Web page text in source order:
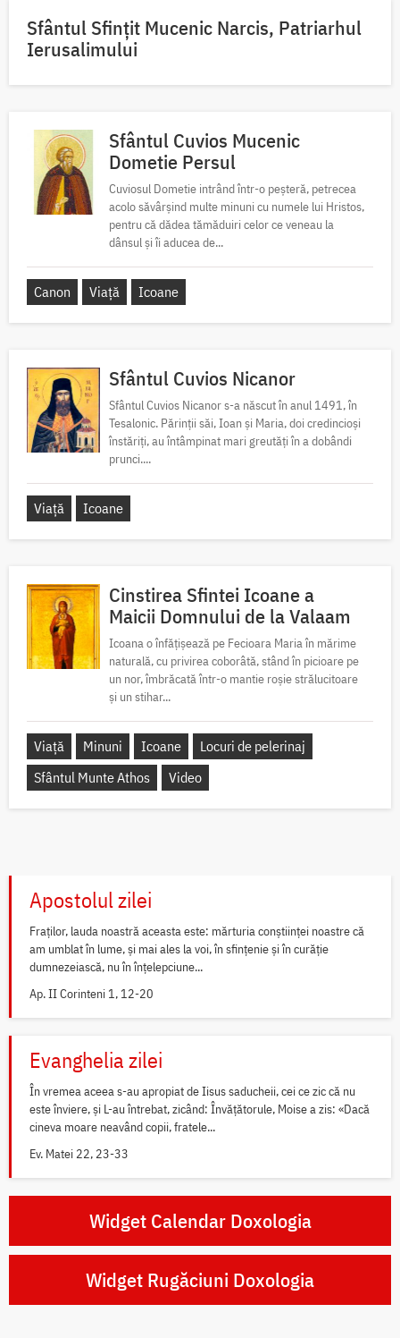
Sfântul Sfinţit Mucenic Narcis, Patriarhul
Ierusalimului
Sfântul Cuvios Mucenic
Dometie Persul
Cuviosul Dometie intrând într-o peșteră, petrecea
acolo săvârșind multe minuni cu numele lui Hristos,
pentru că dădea tămăduiri celor ce veneau la
dânsul și îi aducea de...
Canon Viață Icoane
Sfântul Cuvios Nicanor
Sfântul Cuvios Nicanor s-a născut în anul 1491, în
Tesalonic. Părinții săi, Ioan și Maria, doi credincioși
înstăriți, au întâmpinat mari greutăți în a dobândi
prunci....
Viață Icoane
Cinstirea Sfintei Icoane a
Maicii Domnului de la Valaam
Icoana o înfățișează pe Fecioara Maria în mărime
naturală, cu privirea coborâtă, stând în picioare pe
un nor, îmbrăcată într-o mantie roșie strălucitoare
și un stihar...
Viață Minuni Icoane
Locuri de pelerinaj
Sfântul Munte Athos
Video
Apostolul zilei
Fraților, lauda noastră aceasta este: mărturia conștiinței noastre că
am umblat în lume, și mai ales la voi, în sfințenie și în curăție
dumnezeiască, nu în înțelepciune...
Ap. II Corinteni 1, 12-20
Evanghelia zilei
În vremea aceea s-au apropiat de Iisus saducheii, cei ce zic că nu
este înviere, și L-au întrebat, zicând: Învățătorule, Moise a zis: «Dacă
cineva moare neavând copii, fratele...
Ev. Matei 22, 23-33
Widget Calendar Doxologia
Widget Rugăciuni Doxologia